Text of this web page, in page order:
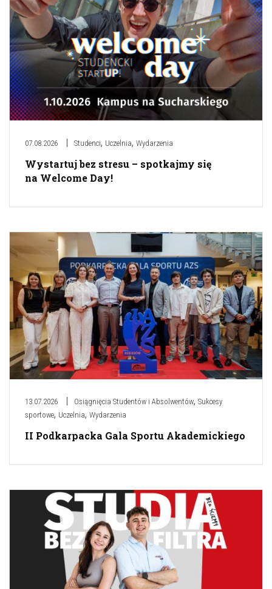
07.08.2026 Studenci, Uczelnia, Wydarzenia
Wystartuj bez stresu – spotkajmy się
na Welcome Day!
13.07.2026 Osiągnięcia Studentów i Absolwentów, Sukcesy
sportowe, Uczelnia, Wydarzenia
II Podkarpacka Gala Sportu Akademickiego